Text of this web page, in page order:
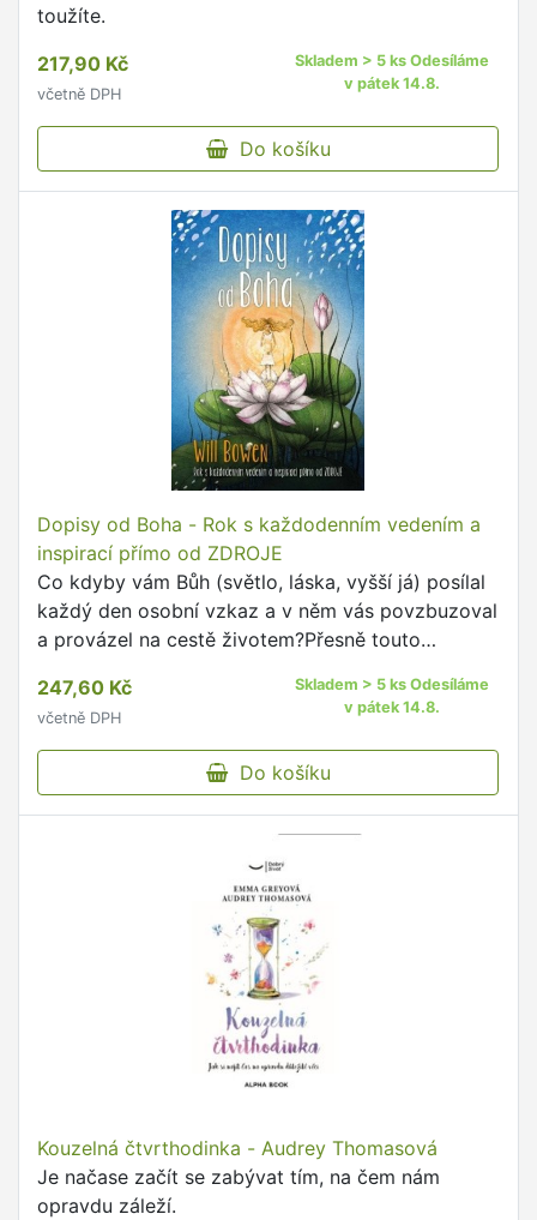
toužíte.
217,90 Kč
včetně DPH
Skladem > 5 ks Odesíláme
v pátek 14.8.
Do košíku
Dopisy od Boha - Rok s každodenním vedením a
inspirací přímo od ZDROJE
Co kdyby vám Bůh (světlo, láska, vyšší já) posílal
každý den osobní vzkaz a v něm vás povzbuzoval
a provázel na cestě životem?Přesně touto
Svět bez stížností, …
247,60 Kč
včetně DPH
Skladem > 5 ks Odesíláme
v pátek 14.8.
Do košíku
Kouzelná čtvrthodinka - Audrey Thomasová
Je načase začít se zabývat tím, na čem nám
opravdu záleží.